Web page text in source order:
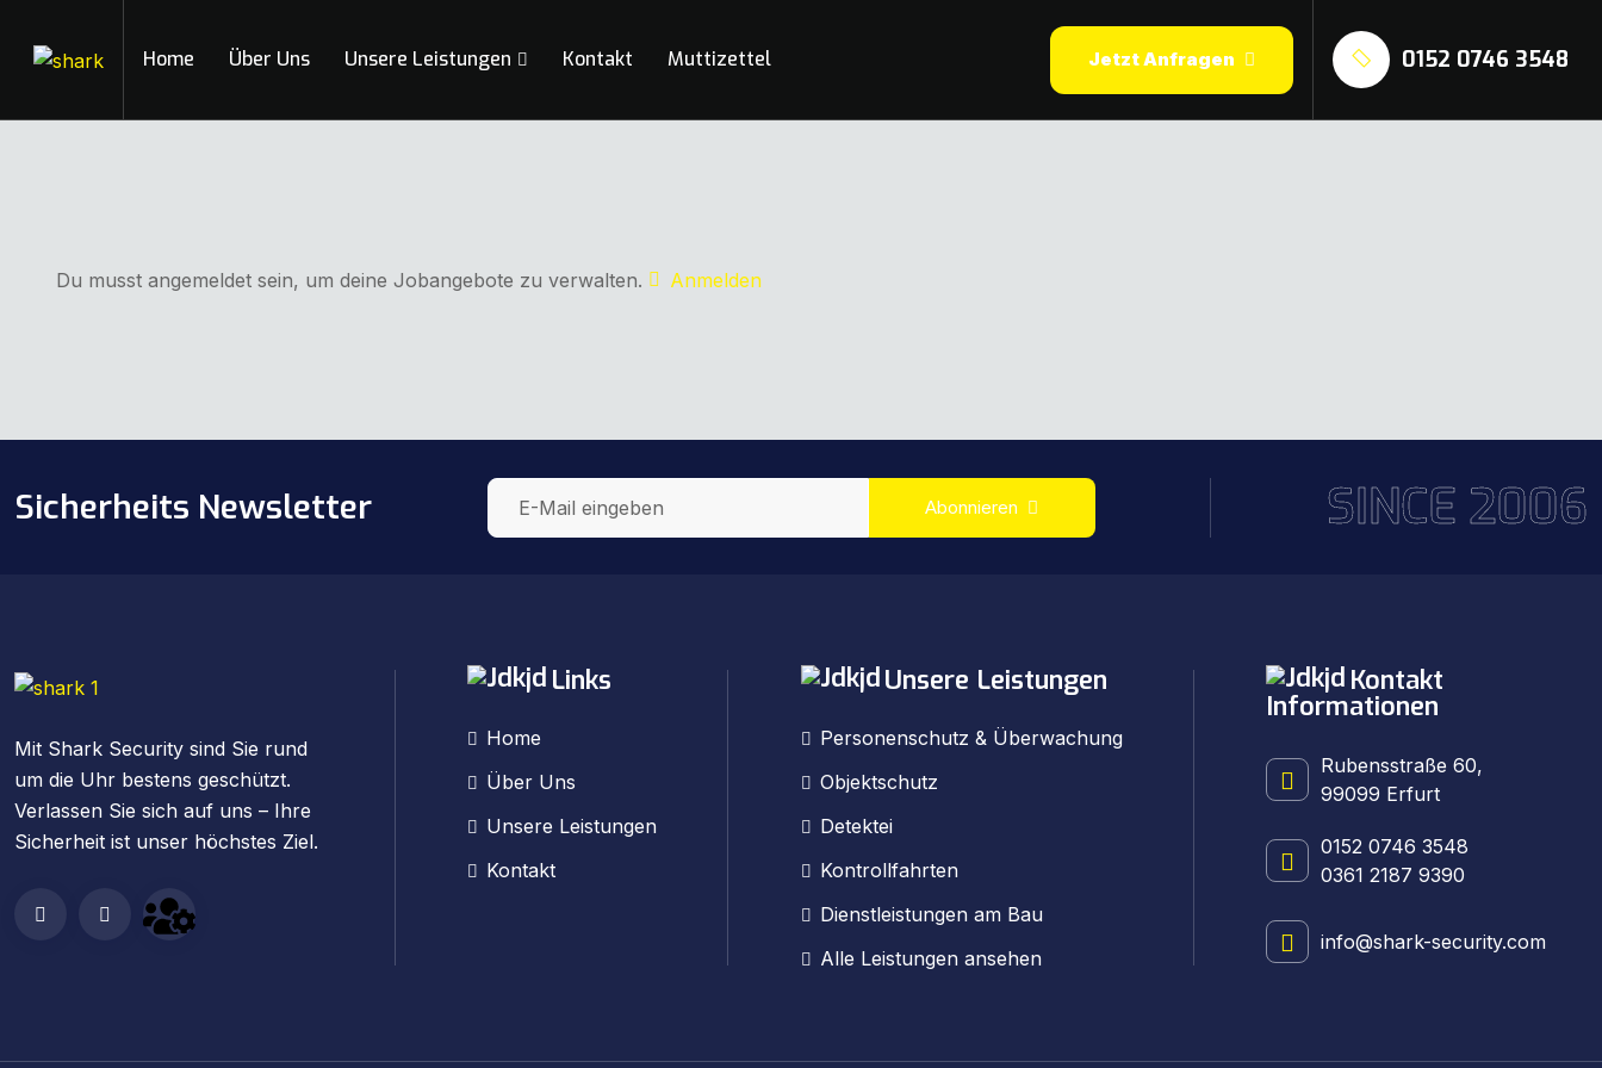
Home Über Uns Unsere Leistungen Kontakt Muttizettel Jetzt Anfragen 0152 0746 3548
Du musst angemeldet sein, um deine Jobangebote zu verwalten. Anmelden
Sicherheits Newsletter Abonnieren SINCE 2006
Mit Shark Security sind Sie rund
um die Uhr bestens geschützt.
Verlassen Sie sich auf uns – Ihre
Sicherheit ist unser höchstes Ziel.
Links
Home
Über Uns
Unsere Leistungen
Kontakt
Unsere Leistungen
Personenschutz & Überwachung
Objektschutz
Detektei
Kontrollfahrten
Dienstleistungen am Bau
Alle Leistungen ansehen
Kontakt
Informationen
Rubensstraße 60,
99099 Erfurt
0152 0746 3548
0361 2187 9390
info@shark-security.com